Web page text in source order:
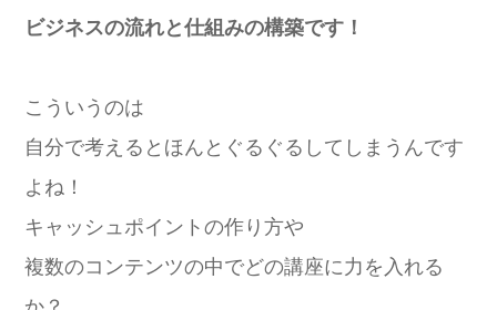
ビジネスの流れと仕組みの構築です！
こういうのは
自分で考えるとほんとぐるぐるしてしまうんです
よね！
キャッシュポイントの作り方や
複数のコンテンツの中でどの講座に力を入れる